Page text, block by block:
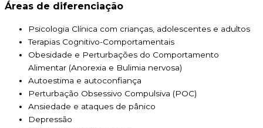
Áreas de diferenciação
Psicologia Clínica com crianças, adolescentes e adultos
Terapias Cognitivo-Comportamentais
Obesidade e Perturbações do Comportamento
Alimentar (Anorexia e Bulimia nervosa)
Autoestima e autoconfiança
Perturbação Obsessivo Compulsiva (POC)
Ansiedade e ataques de pânico
Depressão